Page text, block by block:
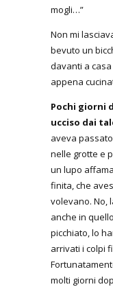
mogli…”
Non mi
bevuto un
davanti a
appena
Pochi giorni
ucciso dai
aveva
nelle grotte e
un lupo
finita, che
volevano. No,
anche in
picchiato, lo
arrivati i colpi
molti giorni